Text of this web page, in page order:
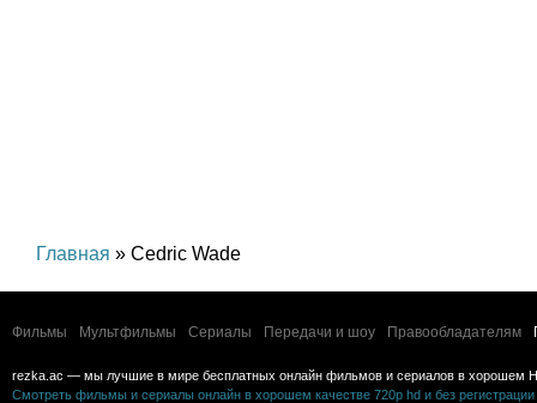
Главная » Cedric Wade
Фильмы Мультфильмы Сериалы Передачи и шоу Правообладателям
rezka.ac — мы лучшие в мире бесплатных онлайн фильмов и сериалов в хорошем
Смотреть фильмы и сериалы онлайн в хорошем качестве 720p hd и без